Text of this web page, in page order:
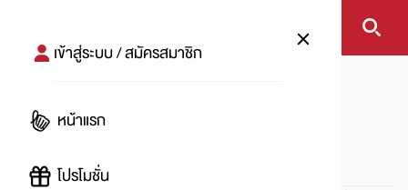
เข้าสู่ระบบ / สมัครสมาชิก
หน้าแรก
โปรโมชั่น
#